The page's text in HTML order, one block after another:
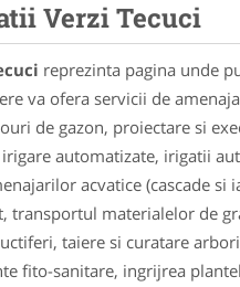
Verzi Tecuci
reprezinta pagina unde
va ofera servicii de
de gazon, proiectare si
automatizate, irigatii
acvatice (cascade
transportul materialelor de
taiere si curatare
fito-sanitare, ingrijrea